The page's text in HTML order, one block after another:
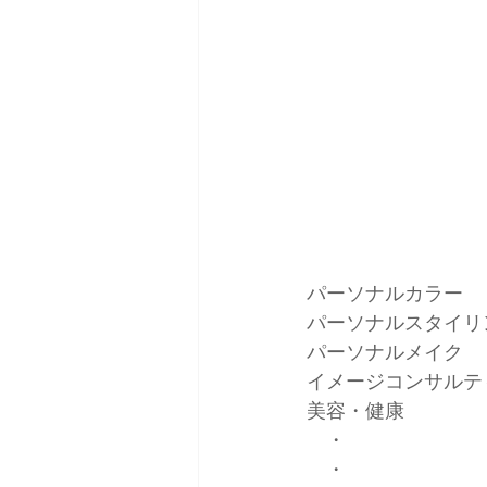
パーソナルカラー
パーソナルスタイ
パーソナルメイク
イメージコンサル
美容・健康
・
・